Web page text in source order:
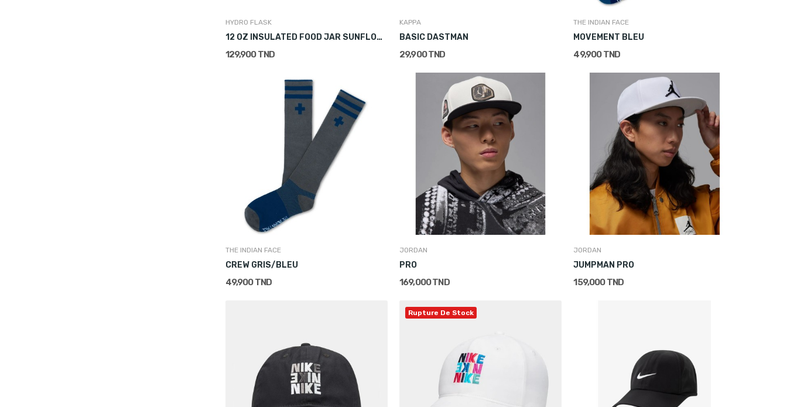
HYDRO FLASK
12 OZ INSULATED FOOD JAR SUNFLOWER
129,900 TND
KAPPA
BASIC DASTMAN
29,900 TND
THE INDIAN FACE
MOVEMENT BLEU
49,900 TND
THE INDIAN FACE
CREW GRIS/BLEU
49,900 TND
JORDAN
PRO
169,000 TND
JORDAN
JUMPMAN PRO
159,000 TND
Rupture De Stock